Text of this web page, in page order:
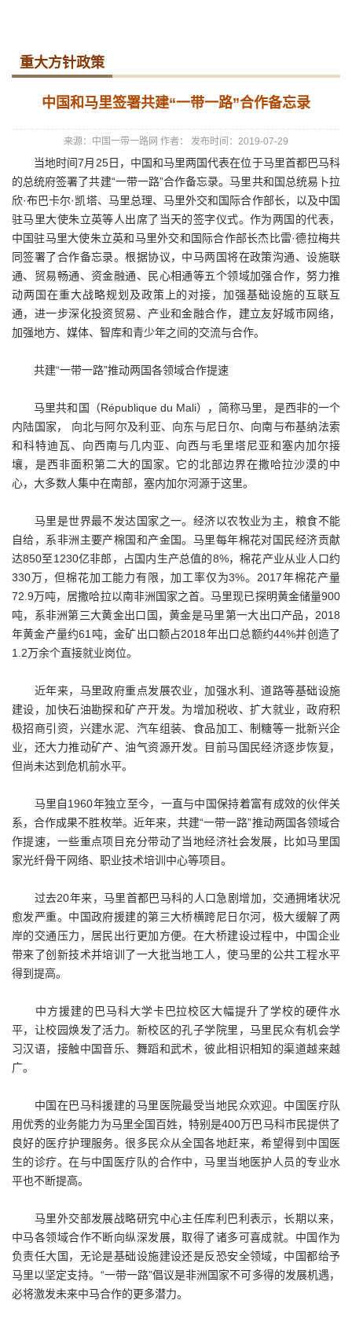
重大方针政策
中国和马里签署共建“一带一路”合作备忘录
来源：中国一带一路网 作者： 发布时间：2019-07-29
当地时间7月25日，中国和马里两国代表在位于马里首都巴马科
的总统府签署了共建“一带一路”合作备忘录。马里共和国总统易卜拉
欣·布巴卡尔·凯塔、马里总理、马里外交和国际合作部长，以及中国
驻马里大使朱立英等人出席了当天的签字仪式。作为两国的代表，
中国驻马里大使朱立英和马里外交和国际合作部长杰比雷·德拉梅共
同签署了合作备忘录。根据协议，中马两国将在政策沟通、设施联
通、贸易畅通、资金融通、民心相通等五个领域加强合作，努力推
动两国在重大战略规划及政策上的对接，加强基础设施的互联互
通，进一步深化投资贸易、产业和金融合作，建立友好城市网络，
加强地方、媒体、智库和青少年之间的交流与合作。
共建“一带一路”推动两国各领域合作提速
马里共和国（République du Mali），简称马里，是西非的一个
内陆国家， 向北与阿尔及利亚、向东与尼日尔、向南与布基纳法索
和科特迪瓦、向西南与几内亚、向西与毛里塔尼亚和塞内加尔接
壤，是西非面积第二大的国家。它的北部边界在撒哈拉沙漠的中
心，大多数人集中在南部，塞内加尔河源于这里。
马里是世界最不发达国家之一。经济以农牧业为主，粮食不能
自给，系非洲主要产棉国和产金国。马里每年棉花对国民经济贡献
达850至1230亿非郎，占国内生产总值的8%，棉花产业从业人口约
330万，但棉花加工能力有限，加工率仅为3%。2017年棉花产量
72.9万吨，居撒哈拉以南非洲国家之首。马里现已探明黄金储量900
吨，系非洲第三大黄金出口国，黄金是马里第一大出口产品，2018
年黄金产量约61吨，金矿出口额占2018年出口总额约44%并创造了
1.2万余个直接就业岗位。
近年来，马里政府重点发展农业，加强水利、道路等基础设施
建设，加快石油勘探和矿产开发。为增加税收、扩大就业，政府积
极招商引资，兴建水泥、汽车组装、食品加工、制糖等一批新兴企
业，还大力推动矿产、油气资源开发。目前马国民经济逐步恢复，
但尚未达到危机前水平。
马里自1960年独立至今，一直与中国保持着富有成效的伙伴关
系，合作成果不胜枚举。近年来，共建“一带一路”推动两国各领域合
作提速，一些重点项目充分带动了当地经济社会发展，比如马里国
家光纤骨干网络、职业技术培训中心等项目。
过去20年来，马里首都巴马科的人口急剧增加，交通拥堵状况
愈发严重。中国政府援建的第三大桥横跨尼日尔河，极大缓解了两
岸的交通压力，居民出行更加方便。在大桥建设过程中，中国企业
带来了创新技术并培训了一大批当地工人，使马里的公共工程水平
得到提高。
中方援建的巴马科大学卡巴拉校区大幅提升了学校的硬件水
平，让校园焕发了活力。新校区的孔子学院里，马里民众有机会学
习汉语，接触中国音乐、舞蹈和武术，彼此相识相知的渠道越来越
广。
中国在巴马科援建的马里医院最受当地民众欢迎。中国医疗队
用优秀的业务能力为马里全国百姓，特别是400万巴马科市民提供了
良好的医疗护理服务。很多民众从全国各地赶来，希望得到中国医
生的诊疗。在与中国医疗队的合作中，马里当地医护人员的专业水
平也不断提高。
马里外交部发展战略研究中心主任库利巴利表示，长期以来，
中马各领域合作不断向纵深发展，取得了诸多可喜成就。中国作为
负责任大国，无论是基础设施建设还是反恐安全领域，中国都给予
马里以坚定支持。“一带一路”倡议是非洲国家不可多得的发展机遇，
必将激发未来中马合作的更多潜力。